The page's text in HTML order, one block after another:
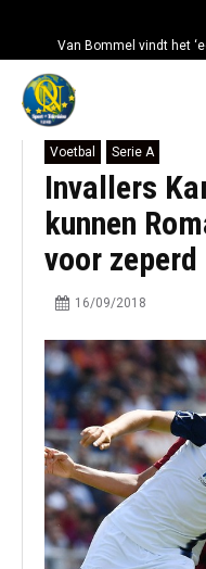
Van Bommel vindt het
Voetbal Serie A
Invallers
kunnen
voor zeperd
16/09/2018